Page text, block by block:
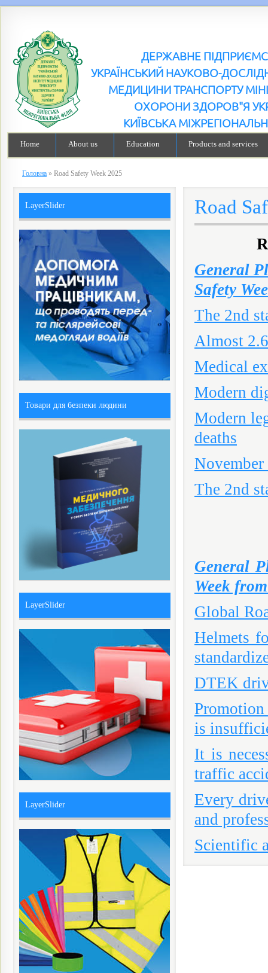
ДЕРЖАВНЕ
УКРАЇНСЬКИЙ НАУКОВО-
МЕДИЦИНИ ТРАНСПОРТУ
ОХОРОНИ ЗДОРОВ"Я
КИЇВСЬКА
Home About us Education Products and services
Головна » Road Safety Week 2025
Road
General
Safety
The 2nd
Almost
Medical
Modern
Modern
deaths
The 2nd
General
Week
Global
Helmets
DTEK
is
It is
traffic
Every
and
Scientific
LayerSlider
Товари для безпеки людини
LayerSlider
LayerSlider